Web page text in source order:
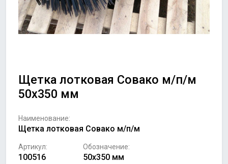
Щетка лотковая Совако м/п/м
50х350 мм
Наименование:
Щетка лотковая Совако м/п/м
Артикул:
100516
Обозначение:
50х350 мм